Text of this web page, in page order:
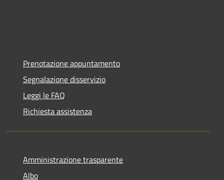
Prenotazione appuntamento
Segnalazione disservizio
Leggi le FAQ
Richiesta assistenza
Amministrazione trasparente
Albo